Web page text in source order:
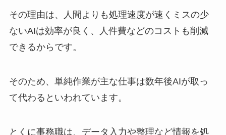
その理由は、人間よりも処理速度が速くミスの少
ないAIは効率が良く、人件費などのコストも削減
できるからです。
そのため、単純作業が主な仕事は数年後AIが取っ
て代わるといわれています。
とくに事務職は、データ入力や整理など情報を処